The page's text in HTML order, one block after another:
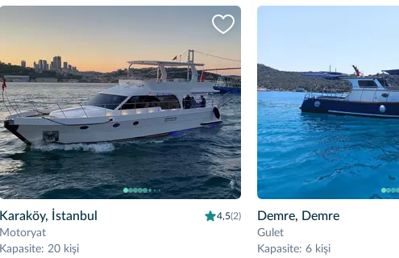
Karaköy, İstanbul 4,5(2)
Motoryat
Kapasite: 20 kişi
Demre, Demre
Gulet
Kapasite: 6 kişi